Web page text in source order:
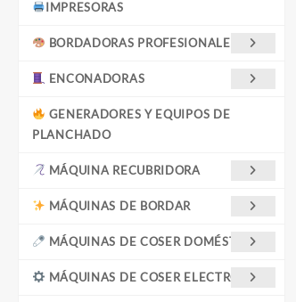
IMPRESORAS
BORDADORAS PROFESIONALES
ENCONADORAS
GENERADORES Y EQUIPOS DE
PLANCHADO
MÁQUINA RECUBRIDORA
MÁQUINAS DE BORDAR
MÁQUINAS DE COSER DOMÉSTICAS
MÁQUINAS DE COSER ELECTRÓNICA